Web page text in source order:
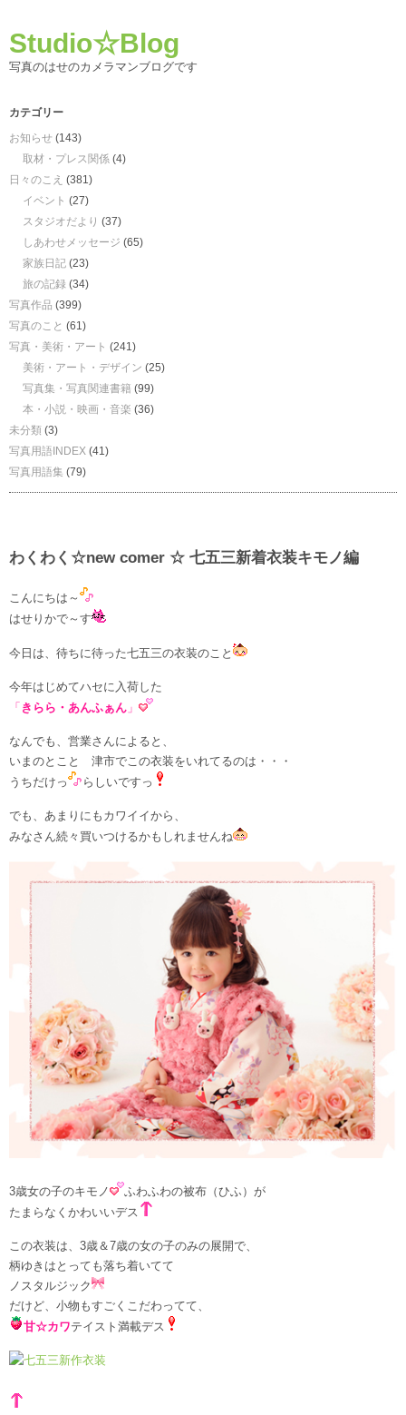
Studio☆Blog
写真のはせのカメラマンブログです
カテゴリー
お知らせ (143)
取材・プレス関係 (4)
日々のこえ (381)
イベント (27)
スタジオだより (37)
しあわせメッセージ (65)
家族日記 (23)
旅の記録 (34)
写真作品 (399)
写真のこと (61)
写真・美術・アート (241)
美術・アート・デザイン (25)
写真集・写真関連書籍 (99)
本・小説・映画・音楽 (36)
未分類 (3)
写真用語INDEX (41)
写真用語集 (79)
わくわく☆new comer ☆ 七五三新着衣装キモノ編
こんにちは～
はせりかで～す
今日は、待ちに待った七五三の衣装のこと
今年はじめてハセに入荷した
「 きらら・あんふぁん 」
なんでも、営業さんによると、
いまのとこと 津市でこの衣装をいれてるのは・・・
うちだけっ
らしいですっ
でも、あまりにもカワイイから、
みなさん続々買いつけるかもしれませんね
3歳女の子のキモノ
ふわふわの被布（ひふ）が
たまらなくかわいいデス
この衣装は、3歳＆7歳の女の子のみの展開で、
柄ゆきはとっても落ち着いてて
ノスタルジック
だけど、小物もすごくこだわってて、
甘☆カワテイスト満載デス